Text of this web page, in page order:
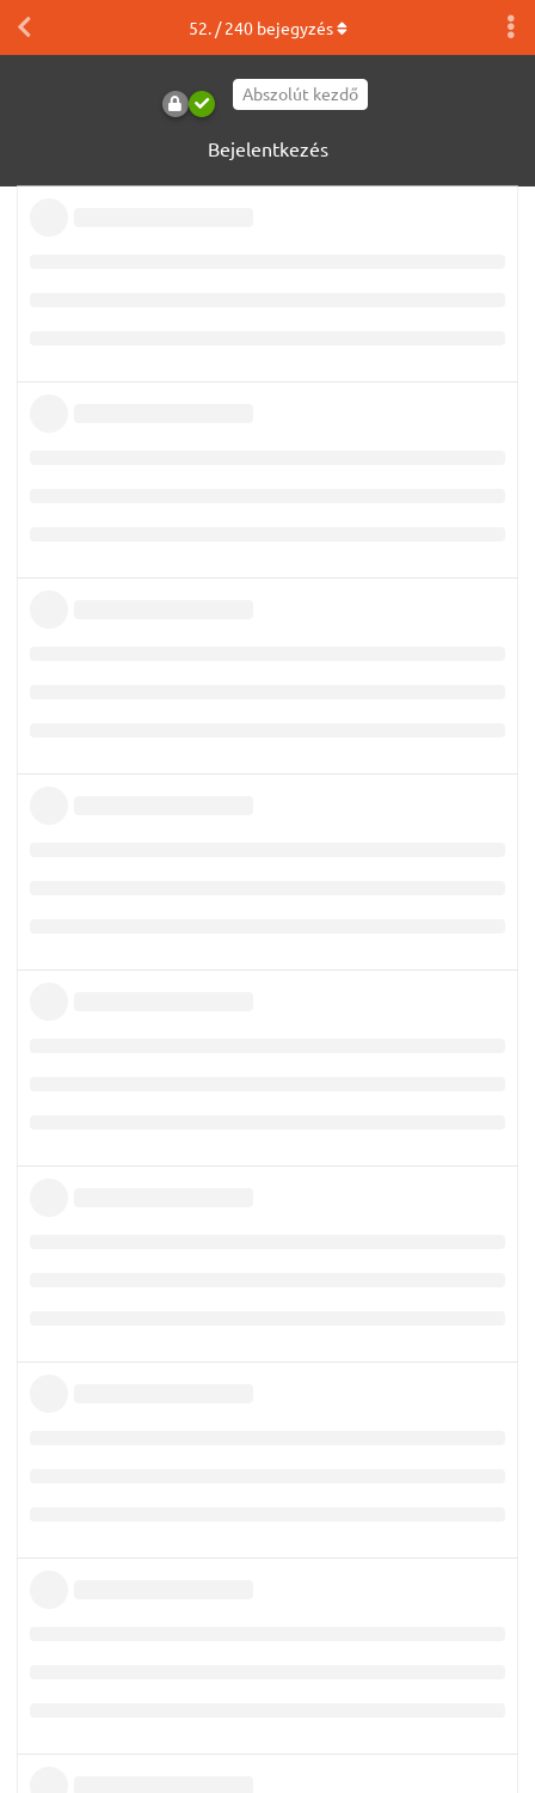
Abszolút kezdő
Bejelentkezés
52. /240bejegyzés